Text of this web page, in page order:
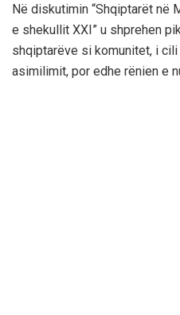
Në diskutimin “Shqiptarët në
e shekullit XXI” u shprehen
shqiptarëve si komunitet, i
asimilimit, por edhe rënien e